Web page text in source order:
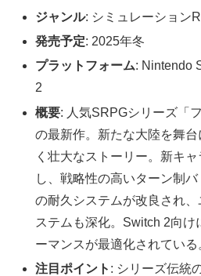
ジャンル: シミュレーション
発売予定: 2025年冬
プラットフォーム: Nintendo
2
概要: 人気SRPGシリーズ「
の最新作。新たな大陸を舞
く壮大なストーリー。新キ
し、戦略性の高いターン制
の耐久システムが改良され
ステムも深化。Switch 2向け
ーマンスが最適化されている
注目ポイント : シリーズ伝統